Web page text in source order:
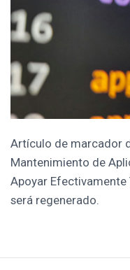
Artículo de marcador
Mantenimiento de
Apoyar Efectivamente
será regenerado.